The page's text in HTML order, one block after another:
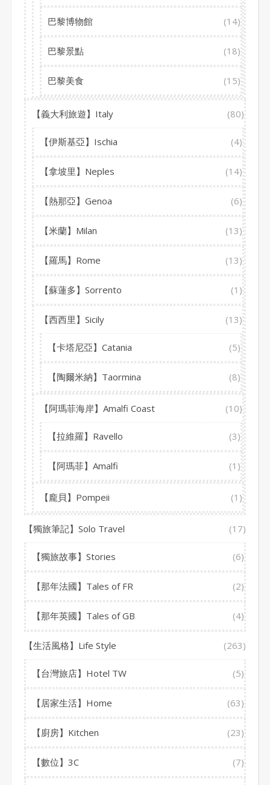
巴黎博物館 (14)
巴黎景點 (18)
巴黎美食 (15)
【義大利旅遊】Italy (80)
【伊斯基亞】Ischia (4)
【拿坡里】Neples (14)
【熱那亞】Genoa (6)
【米蘭】Milan (13)
【羅馬】Rome (13)
【蘇蓮多】Sorrento (1)
【西西里】Sicily (13)
【卡塔尼亞】Catania (5)
【陶爾米納】Taormina (8)
【阿瑪菲海岸】Amalfi Coast (10)
【拉維羅】Ravello (3)
【阿瑪菲】Amalfi (1)
【龐貝】Pompeii (1)
【獨旅筆記】Solo Travel (17)
【獨旅故事】Stories (6)
【那年法國】Tales of FR (2)
【那年英國】Tales of GB (4)
【生活風格】Life Style (263)
【台灣旅店】Hotel TW (5)
【居家生活】Home (63)
【廚房】Kitchen (23)
【數位】3C (7)